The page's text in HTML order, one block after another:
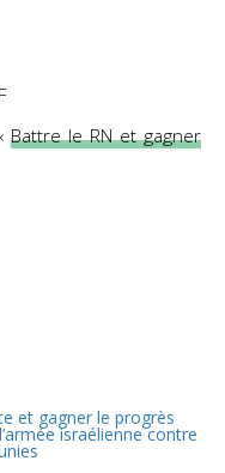
Battre le RN et gagner
et gagner le progrès
israélienne contre